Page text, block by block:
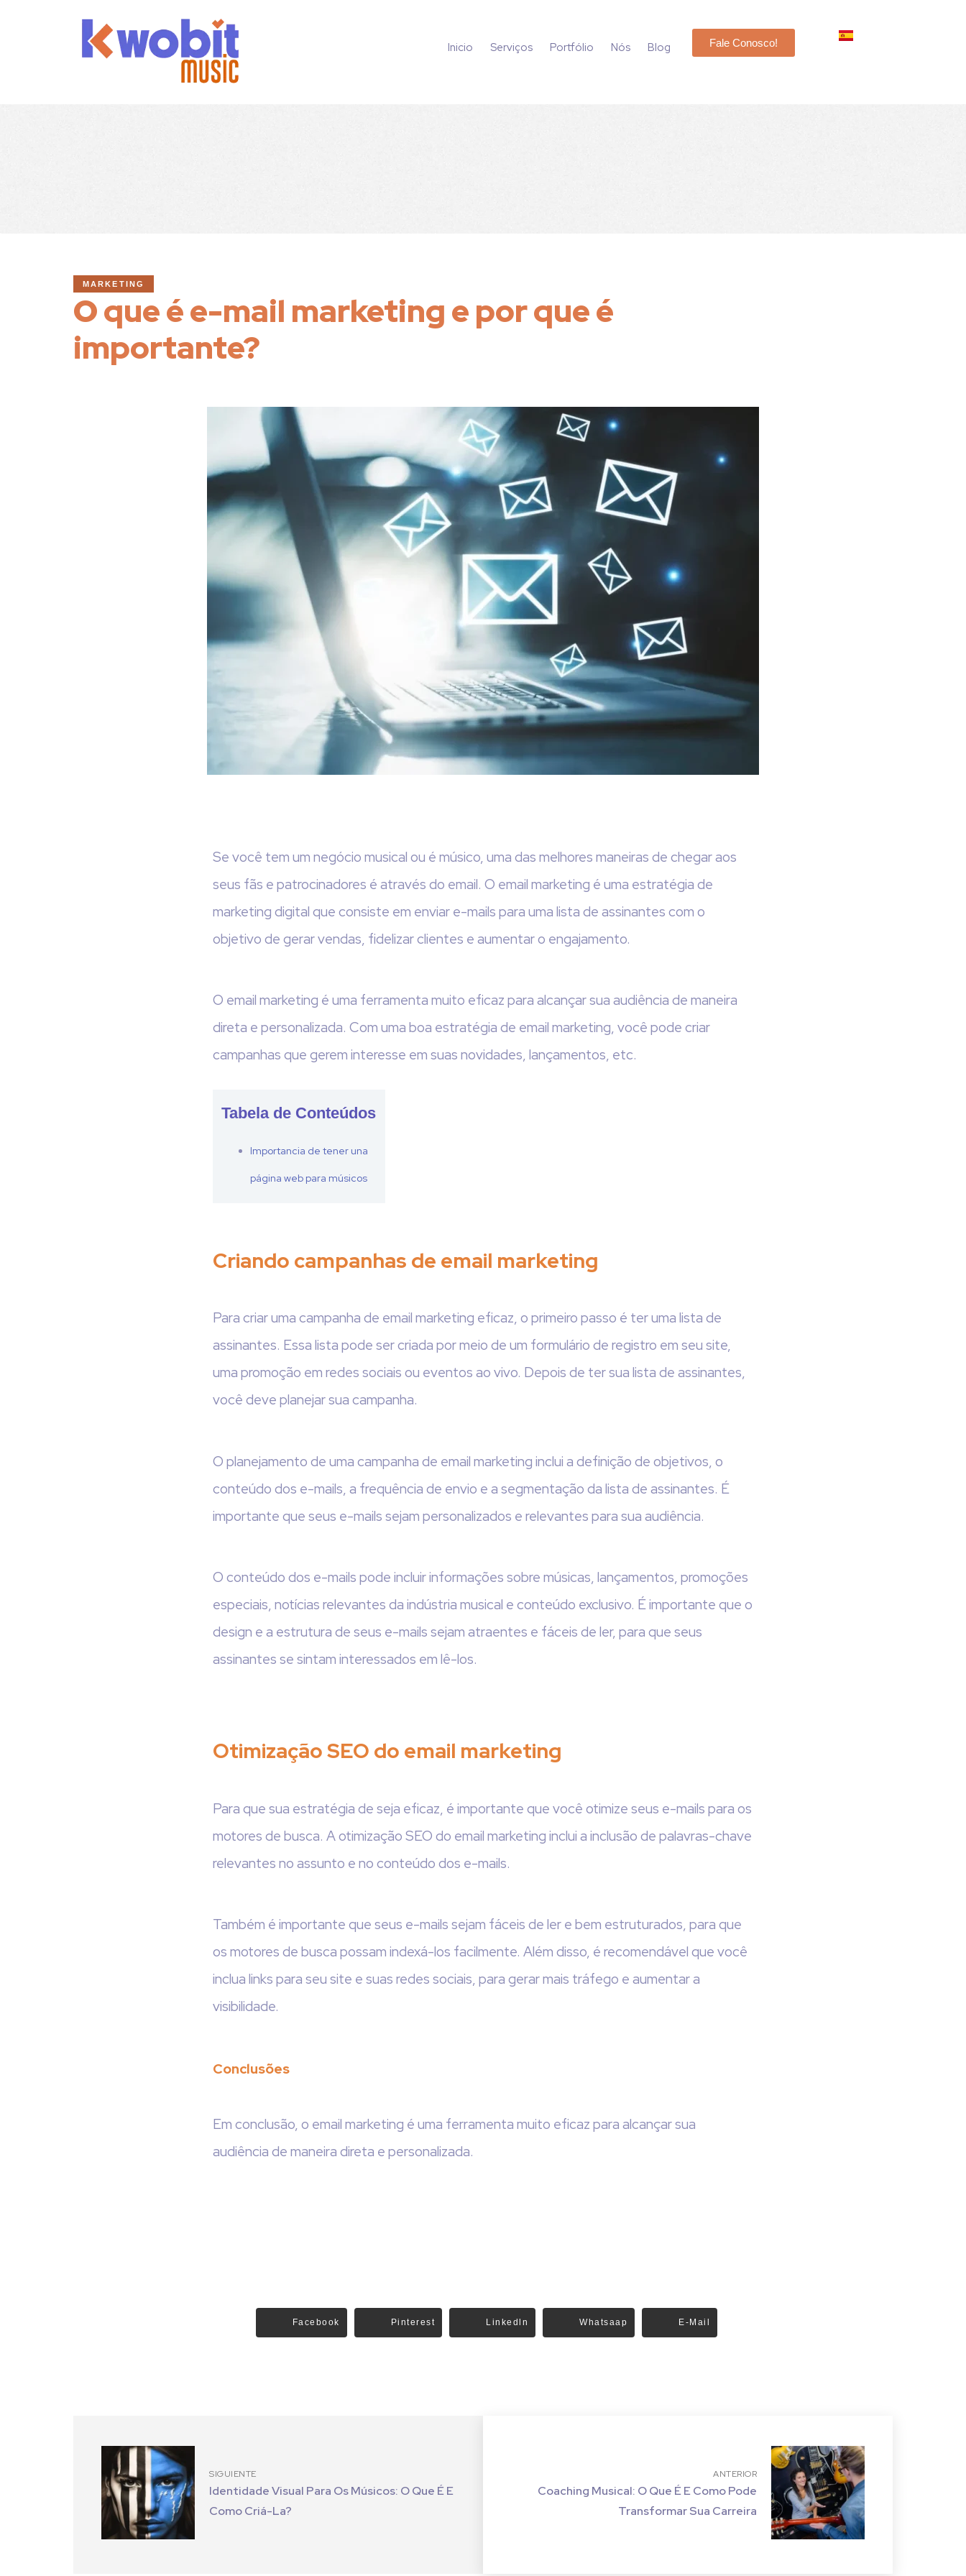
Inicio Serviços Portfólio Nós Blog Fale Conosco!
MARKETING
O que é e-mail marketing e por que é
importante?
Se você tem um negócio musical ou é músico, uma das melhores maneiras de chegar aos
seus fãs e patrocinadores é através do email. O email marketing é uma estratégia de
marketing digital que consiste em enviar e-mails para uma lista de assinantes com o
objetivo de gerar vendas, fidelizar clientes e aumentar o engajamento.
O email marketing é uma ferramenta muito eficaz para alcançar sua audiência de maneira
direta e personalizada. Com uma boa estratégia de email marketing, você pode criar
campanhas que gerem interesse em suas novidades, lançamentos, etc.
Tabela de Conteúdos
Importancia de tener una
página web para músicos
Criando campanhas de email marketing
Para criar uma campanha de email marketing eficaz, o primeiro passo é ter uma lista de
assinantes. Essa lista pode ser criada por meio de um formulário de registro em seu site,
uma promoção em redes sociais ou eventos ao vivo. Depois de ter sua lista de assinantes,
você deve planejar sua campanha.
O planejamento de uma campanha de email marketing inclui a definição de objetivos, o
conteúdo dos e-mails, a frequência de envio e a segmentação da lista de assinantes. É
importante que seus e-mails sejam personalizados e relevantes para sua audiência.
O conteúdo dos e-mails pode incluir informações sobre músicas, lançamentos, promoções
especiais, notícias relevantes da indústria musical e conteúdo exclusivo. É importante que o
design e a estrutura de seus e-mails sejam atraentes e fáceis de ler, para que seus
assinantes se sintam interessados em lê-los.
Otimização SEO do email marketing
Para que sua estratégia de seja eficaz, é importante que você otimize seus e-mails para os
motores de busca. A otimização SEO do email marketing inclui a inclusão de palavras-chave
relevantes no assunto e no conteúdo dos e-mails.
Também é importante que seus e-mails sejam fáceis de ler e bem estruturados, para que
os motores de busca possam indexá-los facilmente. Além disso, é recomendável que você
inclua links para seu site e suas redes sociais, para gerar mais tráfego e aumentar a
visibilidade.
Conclusões
Em conclusão, o email marketing é uma ferramenta muito eficaz para alcançar sua
audiência de maneira direta e personalizada.
Facebook Pinterest Linkedln Whatsaap E-Mail
SIGUIENTE
Identidade Visual Para Os Músicos: O Que É E
Como Criá-La?
ANTERIOR
Coaching Musical: O Que É E Como Pode
Transformar Sua Carreira